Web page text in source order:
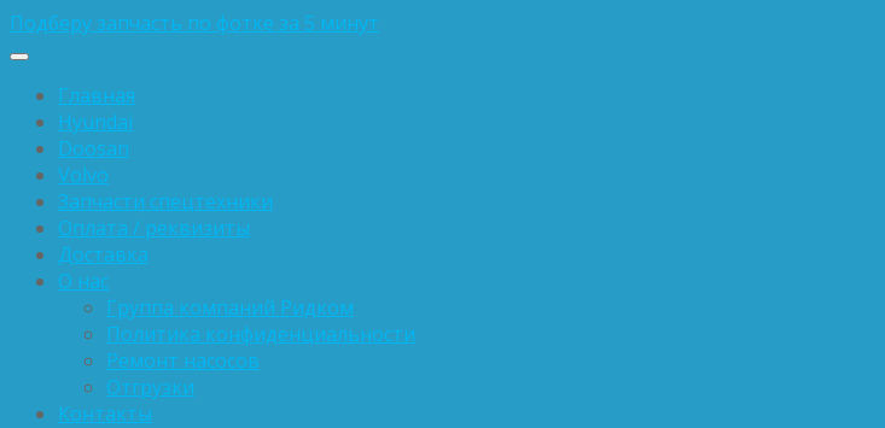
Подберу запчасть по фотке за 5 минут
Главная
Hyundai
Doosan
Volvo
Запчасти спецтехники
Оплата / реквизиты
Доставка
О нас
Группа компаний Ридком
Политика конфиденциальности
Ремонт насосов
Отгрузки
Контакты